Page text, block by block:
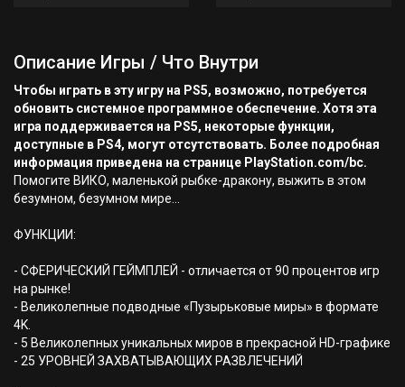
Описание Игры / Что Внутри
Чтобы играть в эту игру на PS5, возможно, потребуется
обновить системное программное обеспечение. Хотя эта
игра поддерживается на PS5, некоторые функции,
доступные в PS4, могут отсутствовать. Более подробная
информация приведена на странице PlayStation.com/bc.
Помогите ВИКО, маленькой рыбке-дракону, выжить в этом
безумном, безумном мире...
ФУНКЦИИ:
- СФЕРИЧЕСКИЙ ГЕЙМПЛЕЙ - отличается от 90 процентов игр
на рынке!
- Великолепные подводные «Пузырьковые миры» в формате
4K.
- 5 Великолепных уникальных миров в прекрасной HD-графике
- 25 УРОВНЕЙ ЗАХВАТЫВАЮЩИХ РАЗВЛЕЧЕНИЙ